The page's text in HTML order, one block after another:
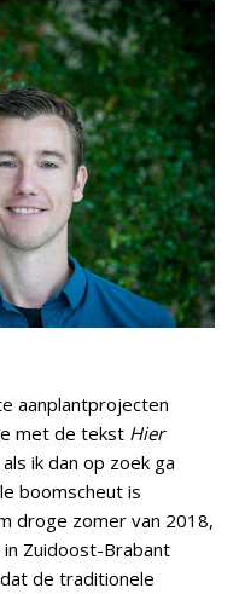
aanplantprojecten
met de tekst Hier
ik dan op zoek ga
boomscheut is
droge zomer van 2018,
Zuidoost-Brabant
de traditionele